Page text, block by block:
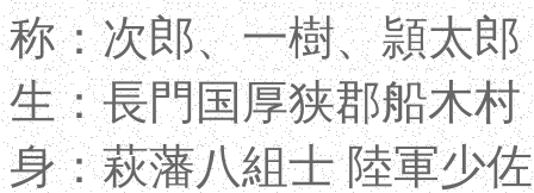
称：次郎、一樹、頴太郎
生：長門国厚狭郡船木村
身：萩藩八組士 陸軍少佐